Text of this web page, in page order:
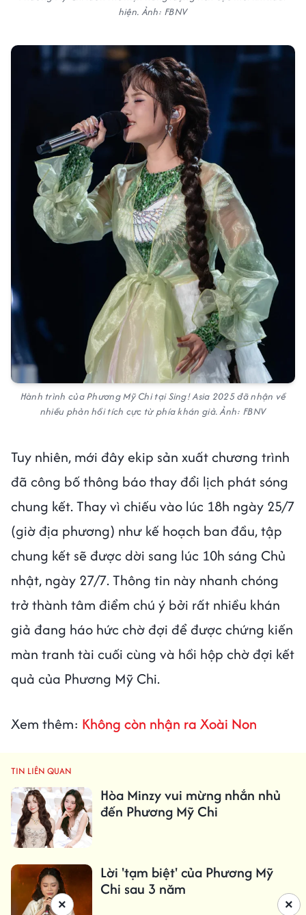
hiện. Ảnh: FBNV
Hành trình của Phương Mỹ Chi tại Sing! Asia 2025 đã nhận về
nhiều phản hồi tích cực từ phía khán giả. Ảnh: FBNV
Tuy nhiên, mới đây ekip sản xuất chương trình
đã công bố thông báo thay đổi lịch phát sóng
chung kết. Thay vì chiếu vào lúc 18h ngày 25/7
(giờ địa phương) như kế hoạch ban đầu, tập
chung kết sẽ được dời sang lúc 10h sáng Chủ
nhật, ngày 27/7. Thông tin này nhanh chóng
trở thành tâm điểm chú ý bởi rất nhiều khán
giả đang háo hức chờ đợi để được chứng kiến
màn tranh tài cuối cùng và hồi hộp chờ đợi kết
quả của Phương Mỹ Chi.
Xem thêm: Không còn nhận ra Xoài Non
TIN LIÊN QUAN
Hòa Minzy vui mừng nhắn nhủ
đến Phương Mỹ Chi
Lời 'tạm biệt' của Phương Mỹ
Chi sau 3 năm
×
×